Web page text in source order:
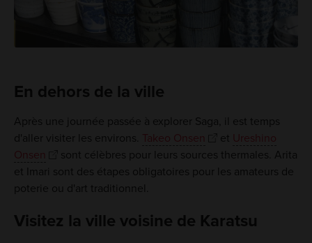
En dehors de la ville
Après une journée passée à explorer Saga, il est temps
d'aller visiter les environs. Takeo Onsen et Ureshino
Onsen
sont célèbres pour leurs sources thermales. Arita
et Imari sont des étapes obligatoires pour les amateurs de
poterie ou d'art traditionnel.
Visitez la ville voisine de Karatsu